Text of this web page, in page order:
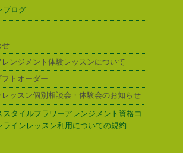
ブログ
せ
ンジメント体験レッスンについて
トオーダー
レッスン個別相談会・体験会のお知らせ
スタイルフラワーアレンジメント資格コ
ラインレッスン利用についての規約